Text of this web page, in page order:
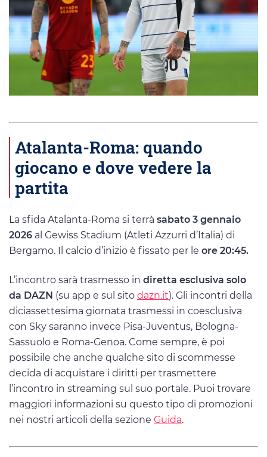
Atalanta-Roma: quando
giocano e dove vedere la
partita
La sfida Atalanta-Roma si terrà sabato 3 gennaio
2026 al Gewiss Stadium (Atleti Azzurri d’Italia) di
Bergamo. Il calcio d’inizio è fissato per le ore 20:45.
L’incontro sarà trasmesso in diretta esclusiva solo
da DAZN (su app e sul sito dazn.it). Gli incontri della
diciassettesima giornata trasmessi in coesclusiva
con Sky saranno invece Pisa-Juventus, Bologna-
Sassuolo e Roma-Genoa. Come sempre, è poi
possibile che anche qualche sito di scommesse
decida di acquistare i diritti per trasmettere
l’incontro in streaming sul suo portale. Puoi trovare
maggiori informazioni su questo tipo di promozioni
nei nostri articoli della sezione Guida.